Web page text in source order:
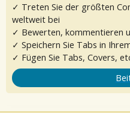
✓ Treten Sie der größten
weltweit bei
✓ Bewerten, kommentieren
✓ Speichern Sie Tabs in
✓ Fügen Sie Tabs, Covers,